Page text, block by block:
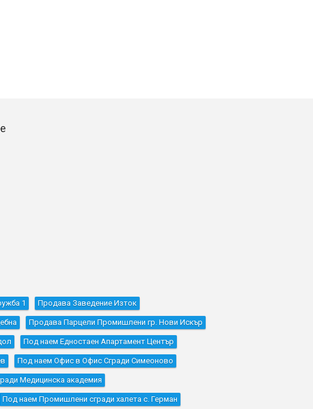
1 Продава Заведение Изток
Продава Парцели Промишлени гр. Нови Искър
Под наем Едностаен Апартамент Център
Под наем Офис в Офис Сгради Симеоново
Медицинска академия
Под наем Промишлени сгради халета с. Герман